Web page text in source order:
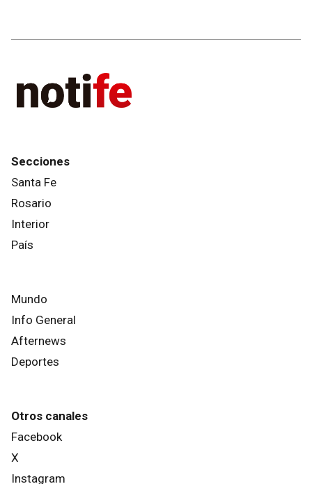
Secciones
Santa Fe
Rosario
Interior
País
Mundo
Info General
Afternews
Deportes
Otros canales
Facebook
X
Instagram